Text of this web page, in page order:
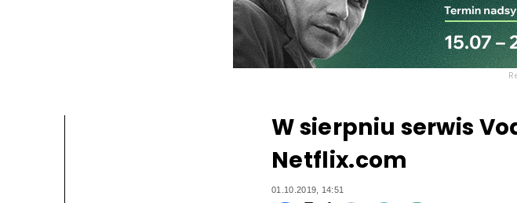
W sierpniu serwis
Netflix.com
01.10.2019, 14:51